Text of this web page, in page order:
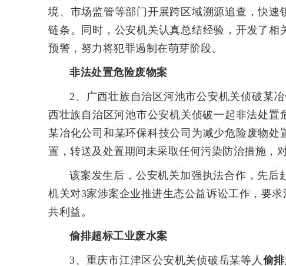
境、市场监管等部门开展跨区域溯源追查，快
链条。同时，公安机关认真总结经验，开发了
预警，努力将犯罪遏制在萌芽阶段。
非法处置危险废物案
2、广西壮族自治区河池市公安机关侦破某
西壮族自治区河池市公安机关侦破一起非法处置
某冶化公司和某环保科技公司为减少危险废物
置，转送及处置期间未采取任何污染防治措施，
该案发生后，公安机关加强执法合作，先后
机关对3家涉案企业推进生态公益诉讼工作，要
共利益。
偷排超标工业废水案
3、重庆市江津区公安机关侦破岳某等人 偷